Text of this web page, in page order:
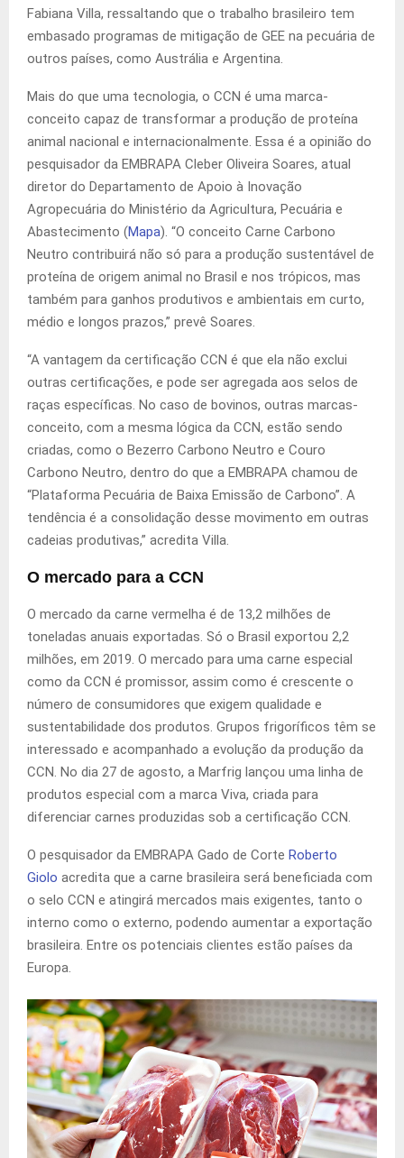
Fabiana Villa, ressaltando que o trabalho brasileiro tem
embasado programas de mitigação de GEE na pecuária de
outros países, como Austrália e Argentina.
Mais do que uma tecnologia, o CCN é uma marca-
conceito capaz de transformar a produção de proteína
animal nacional e internacionalmente. Essa é a opinião do
pesquisador da EMBRAPA Cleber Oliveira Soares, atual
diretor do Departamento de Apoio à Inovação
Agropecuária do Ministério da Agricultura, Pecuária e
Abastecimento (Mapa). “O conceito Carne Carbono
Neutro contribuirá não só para a produção sustentável de
proteína de origem animal no Brasil e nos trópicos, mas
também para ganhos produtivos e ambientais em curto,
médio e longos prazos,” prevê Soares.
“A vantagem da certificação CCN é que ela não exclui
outras certificações, e pode ser agregada aos selos de
raças específicas. No caso de bovinos, outras marcas-
conceito, com a mesma lógica da CCN, estão sendo
criadas, como o Bezerro Carbono Neutro e Couro
Carbono Neutro, dentro do que a EMBRAPA chamou de
“Plataforma Pecuária de Baixa Emissão de Carbono”. A
tendência é a consolidação desse movimento em outras
cadeias produtivas,” acredita Villa.
O mercado para a CCN
O mercado da carne vermelha é de 13,2 milhões de
toneladas anuais exportadas. Só o Brasil exportou 2,2
milhões, em 2019. O mercado para uma carne especial
como da CCN é promissor, assim como é crescente o
número de consumidores que exigem qualidade e
sustentabilidade dos produtos. Grupos frigoríficos têm se
interessado e acompanhado a evolução da produção da
CCN. No dia 27 de agosto, a Marfrig lançou uma linha de
produtos especial com a marca Viva, criada para
diferenciar carnes produzidas sob a certificação CCN.
O pesquisador da EMBRAPA Gado de Corte Roberto
Giolo acredita que a carne brasileira será beneficiada com
o selo CCN e atingirá mercados mais exigentes, tanto o
interno como o externo, podendo aumentar a exportação
brasileira. Entre os potenciais clientes estão países da
Europa.